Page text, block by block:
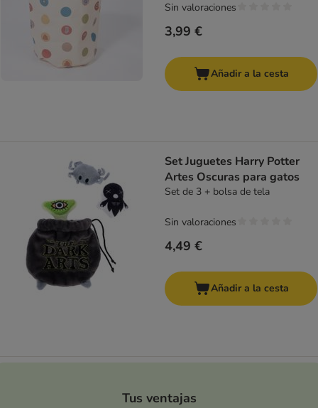
3,99 €
Sin valoraciones
Añadir a la cesta
Set Juguetes Harry Potter
Artes Oscuras para gatos
Set de 3 + bolsa de tela
4,49 €
Sin valoraciones
Añadir a la cesta
Tus ventajas